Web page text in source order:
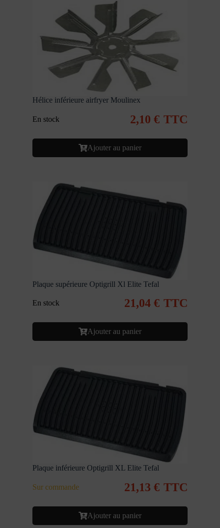
Hélice inférieure airfryer Moulinex
En stock 2,10 € TTC
Ajouter au panier
Plaque supérieure Optigrill Xl Elite Tefal
En stock 21,04 € TTC
Ajouter au panier
Plaque inférieure Optigrill XL Elite Tefal
Sur commande 21,13 € TTC
Ajouter au panier